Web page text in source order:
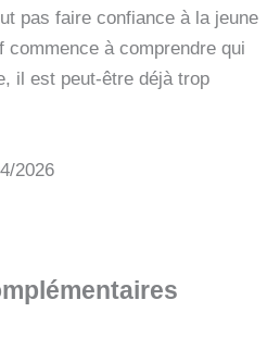
pas faire confiance à la jeune
commence à comprendre qui
il est peut-être déjà trop
2026